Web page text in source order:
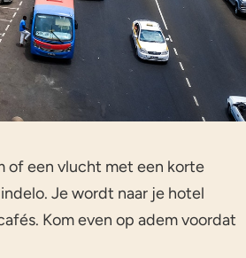
of een vlucht met een korte
Je wordt naar je hotel
Kom even op adem voordat